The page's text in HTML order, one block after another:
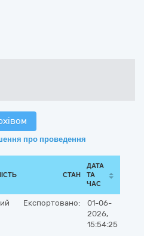
про проведення
СТАН
ДАТА
ТА
ЧАС
Експортовано:
01-06-
2026,
15:54:25